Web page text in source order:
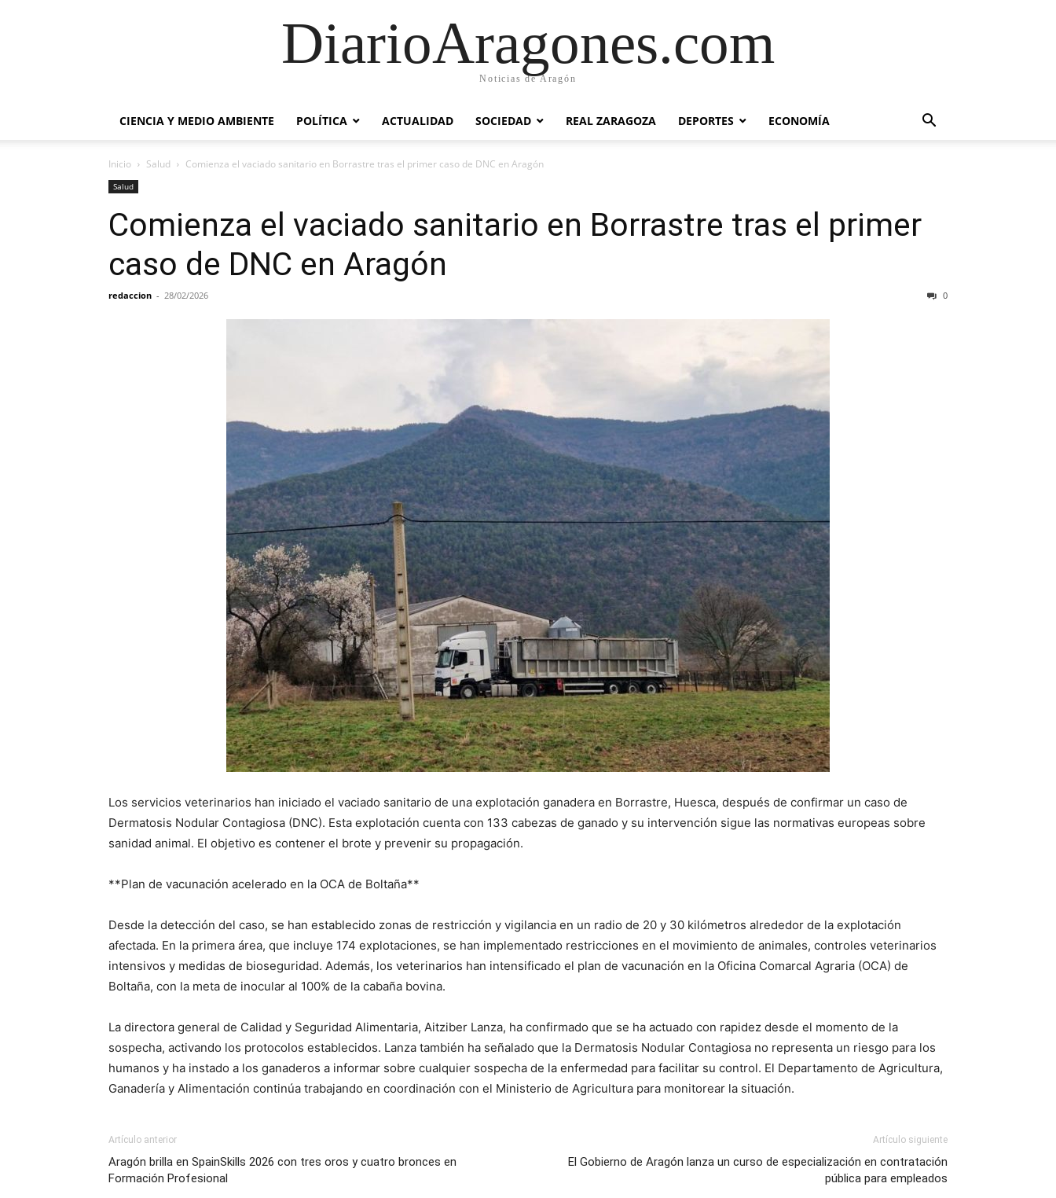
DiarioAragones.com
Noticias de Aragón
CIENCIA Y MEDIO AMBIENTE POLÍTICA ACTUALIDAD SOCIEDAD REAL ZARAGOZA DEPORTES ECONOMÍA
Inicio Salud Comienza el vaciado sanitario en Borrastre tras el primer caso de DNC en Aragón
Salud
Comienza el vaciado sanitario en Borrastre tras el primer
caso de DNC en Aragón
redaccion - 28/02/2026 0
Los servicios veterinarios han iniciado el vaciado sanitario de una explotación ganadera en Borrastre, Huesca, después de confirmar un caso de
Dermatosis Nodular Contagiosa (DNC). Esta explotación cuenta con 133 cabezas de ganado y su intervención sigue las normativas europeas sobre
sanidad animal. El objetivo es contener el brote y prevenir su propagación.
**Plan de vacunación acelerado en la OCA de Boltaña**
Desde la detección del caso, se han establecido zonas de restricción y vigilancia en un radio de 20 y 30 kilómetros alrededor de la explotación
afectada. En la primera área, que incluye 174 explotaciones, se han implementado restricciones en el movimiento de animales, controles veterinarios
intensivos y medidas de bioseguridad. Además, los veterinarios han intensificado el plan de vacunación en la Oficina Comarcal Agraria (OCA) de
Boltaña, con la meta de inocular al 100% de la cabaña bovina.
La directora general de Calidad y Seguridad Alimentaria, Aitziber Lanza, ha confirmado que se ha actuado con rapidez desde el momento de la
sospecha, activando los protocolos establecidos. Lanza también ha señalado que la Dermatosis Nodular Contagiosa no representa un riesgo para los
humanos y ha instado a los ganaderos a informar sobre cualquier sospecha de la enfermedad para facilitar su control. El Departamento de Agricultura,
Ganadería y Alimentación continúa trabajando en coordinación con el Ministerio de Agricultura para monitorear la situación.
Artículo anterior
Aragón brilla en SpainSkills 2026 con tres oros y cuatro bronces en
Formación Profesional
Artículo siguiente
El Gobierno de Aragón lanza un curso de especialización en contratación
pública para empleados